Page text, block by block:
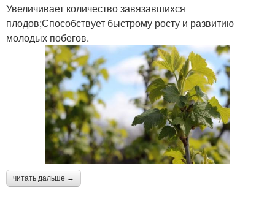
Увеличивает количество завязавшихся
плодов;Способствует быстрому росту и развитию
молодых побегов.
читать дальше →